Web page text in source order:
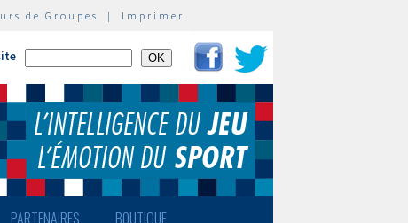
de Groupes | Imprimer
PARTENAIRES BOUTIQUE